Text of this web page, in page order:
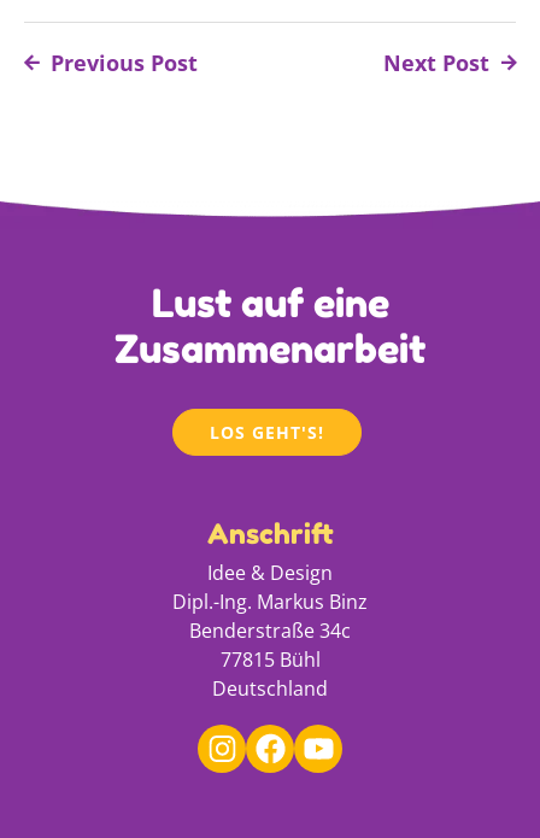
Previous Post Next Post
Lust auf eine
Zusammenarbeit
LOS GEHT'S!
Anschrift
Idee & Design
Dipl.-Ing. Markus Binz
Benderstraße 34c
77815 Bühl
Deutschland